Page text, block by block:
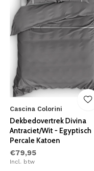
Cascina Colorini
Dekbedovertrek Divina
Antraciet/Wit - Egyptisch
Percale Katoen
€79,95
Incl. btw